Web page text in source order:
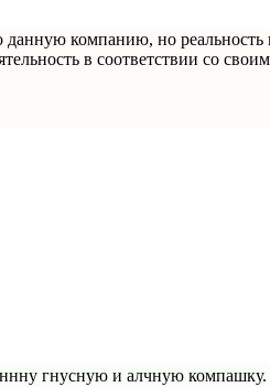
компанию, но
в соответствии со
гнусную и алчную